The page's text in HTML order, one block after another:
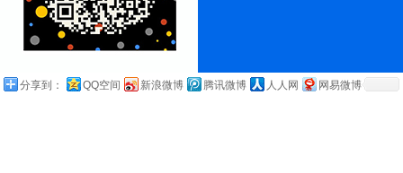
分享到： QQ空间 新浪微博 腾讯微博 人人网 网易微博